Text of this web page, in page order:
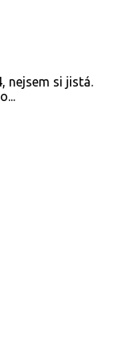
nejsem si jistá.